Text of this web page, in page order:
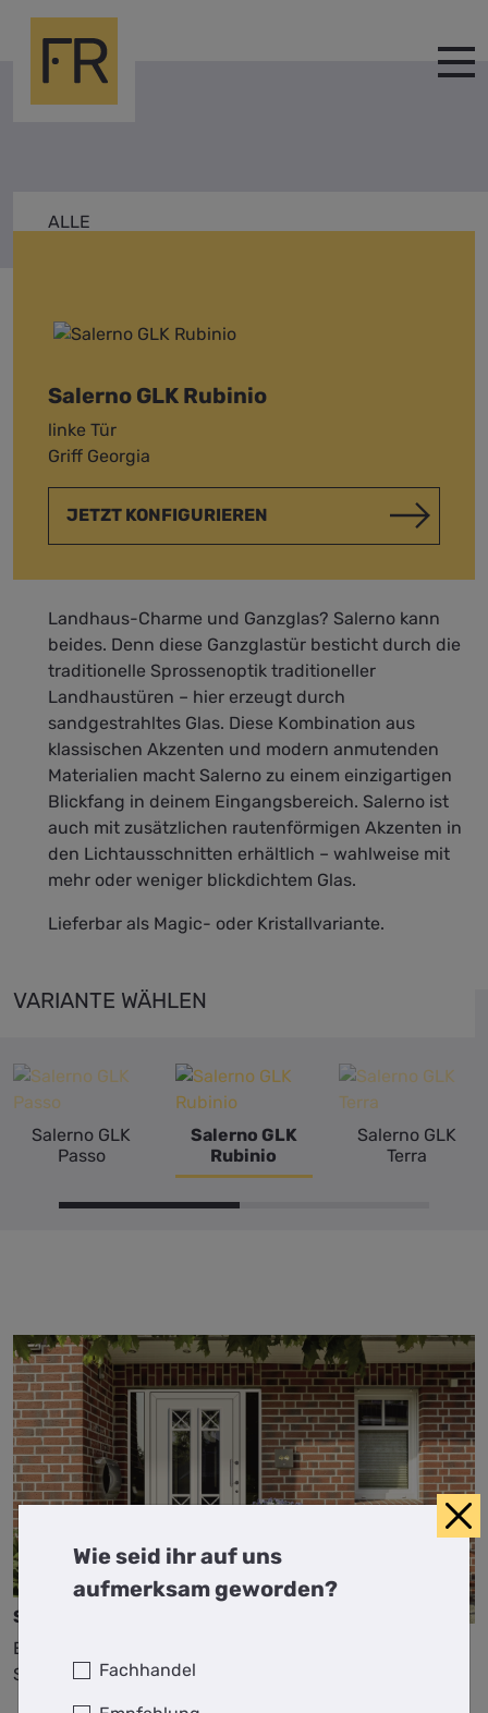
Wie seid ihr auf uns
aufmerksam geworden?
Fachhandel
ALLE
Salerno GLK Rubinio
linke Tür
Griff Georgia
JETZT KONFIGURIEREN
Landhaus-Charme und Ganzglas? Salerno kann
beides. Denn diese Ganzglastür besticht durch die
traditionelle Sprossenoptik traditioneller
Landhaustüren – hier erzeugt durch
sandgestrahltes Glas. Diese Kombination aus
klassischen Akzenten und modern anmutenden
Materialien macht Salerno zu einem einzigartigen
Blickfang in deinem Eingangsbereich. Salerno ist
auch mit zusätzlichen rautenförmigen Akzenten in
den Lichtausschnitten erhältlich – wahlweise mit
mehr oder weniger blickdichtem Glas.
Lieferbar als Magic- oder Kristallvariante.
VARIANTE WÄHLEN
Salerno GLK
Passo
Salerno GLK
Rubinio
Salerno GLK
Terra
Salerno TGSA
Einsatzfüllung in Weiß mit Klarglas und
Stoßgriff Manhattan